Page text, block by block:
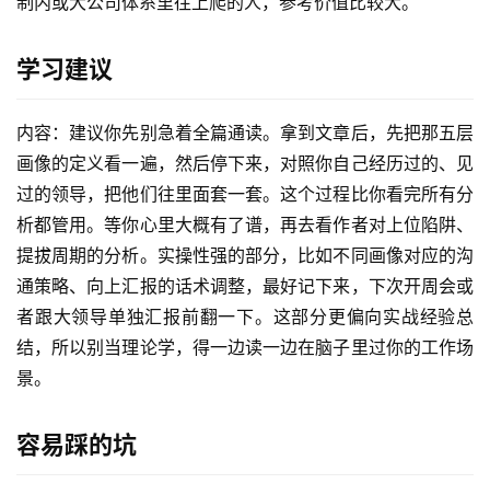
页
学习建议
内容：建议你先别急着全篇通读。拿到文章后，先把那五层
画像的定义看一遍，然后停下来，对照你自己经历过的、见
过的领导，把他们往里面套一套。这个过程比你看完所有分
析都管用。等你心里大概有了谱，再去看作者对上位陷阱、
提拔周期的分析。实操性强的部分，比如不同画像对应的沟
通策略、向上汇报的话术调整，最好记下来，下次开周会或
者跟大领导单独汇报前翻一下。这部分更偏向实战经验总
结，所以别当理论学，得一边读一边在脑子里过你的工作场
景。
容易踩的坑